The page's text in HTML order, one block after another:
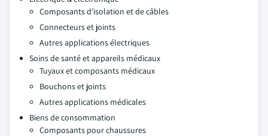
Composants d'isolation et de câbles
Connecteurs et joints
Autres applications électriques
Soins de santé et appareils médicaux
Tuyaux et composants médicaux
Bouchons et joints
Autres applications médicales
Biens de consommation
Composants pour chaussures